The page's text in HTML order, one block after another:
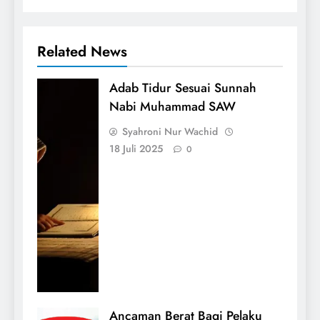
Related News
Adab Tidur Sesuai Sunnah
Nabi Muhammad SAW
Syahroni Nur Wachid
18 Juli 2025
0
Ancaman Berat Bagi Pelaku